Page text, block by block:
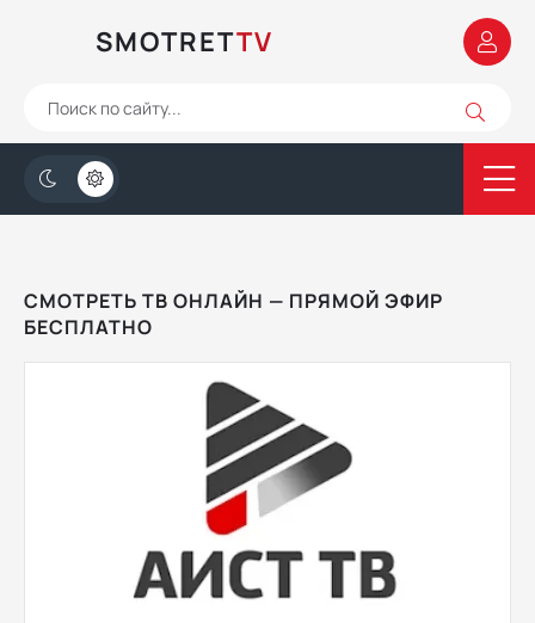
SMOTRETTV
СМОТРЕТЬ ТВ ОНЛАЙН — ПРЯМОЙ ЭФИР
БЕСПЛАТНО